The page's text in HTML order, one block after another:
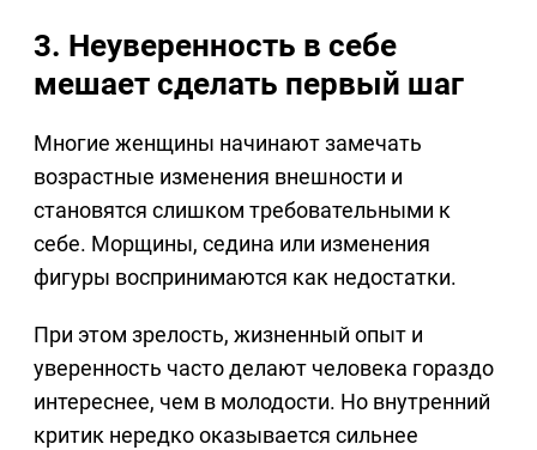
3. Неуверенность в себе
мешает сделать первый шаг
Многие женщины начинают замечать
возрастные изменения внешности и
становятся слишком требовательными к
себе. Морщины, седина или изменения
фигуры воспринимаются как недостатки.
При этом зрелость, жизненный опыт и
уверенность часто делают человека гораздо
интереснее, чем в молодости. Но внутренний
критик нередко оказывается сильнее